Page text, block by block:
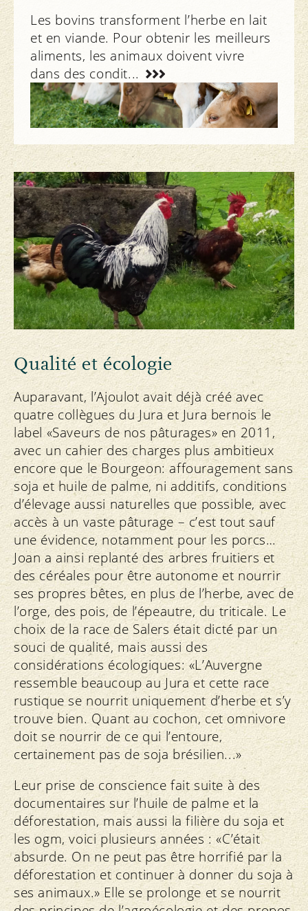
Les bovins transforment l’herbe en lait
et en viande. Pour obtenir les meilleurs
aliments, les animaux doivent vivre
dans des condit...
Notre engagement
Qualité et écologie
Auparavant, l’Ajoulot avait déjà créé avec
quatre collègues du Jura et Jura bernois le
label «Saveurs de nos pâturages» en 2011,
avec un cahier des charges plus ambitieux
encore que le Bourgeon: affouragement sans
soja et huile de palme, ni additifs, conditions
d’élevage aussi naturelles que possible, avec
accès à un vaste pâturage – c’est tout sauf
une évidence, notamment pour les porcs…
Joan a ainsi replanté des arbres fruitiers et
des céréales pour être autonome et nourrir
ses propres bêtes, en plus de l’herbe, avec de
l’orge, des pois, de l’épeautre, du triticale. Le
choix de la race de Salers était dicté par un
souci de qualité, mais aussi des
considérations écologiques: «L’Auvergne
ressemble beaucoup au Jura et cette race
rustique se nourrit uniquement d’herbe et s’y
trouve bien. Quant au cochon, cet omnivore
doit se nourrir de ce qui l’entoure,
certainement pas de soja brésilien...»
Leur prise de conscience fait suite à des
documentaires sur l’huile de palme et la
déforestation, mais aussi la filière du soja et
les ogm, voici plusieurs années : «C’était
absurde. On ne peut pas être horrifié par la
déforestation et continuer à donner du soja à
ses animaux.» Elle se prolonge et se nourrit